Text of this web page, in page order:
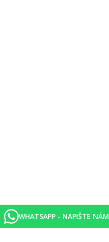
WHATSAPP - NAPIŠTE NÁM